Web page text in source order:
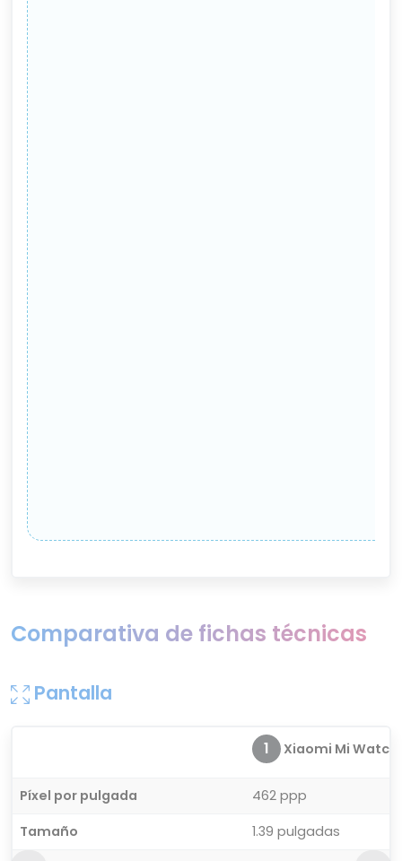
Comparativa de fichas técnicas
Pantalla
1 Xiaomi Mi Watch
Píxel por pulgada
462 ppp
Tamaño
1.39 pulgadas